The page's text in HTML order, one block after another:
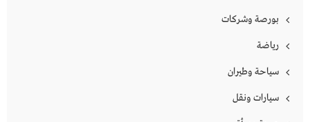
بورصة وشركات
رياضة
سياحة وطيران
سيارات ونقل